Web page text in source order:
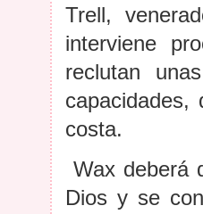
Trell,
interviene
reclutan
capacidades,
costa.
Wax deberá
Dios y se